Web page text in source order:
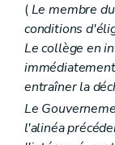
Titre II
(Le membre
conditions
Le collège en
entraîner la
Le
l'alinéa